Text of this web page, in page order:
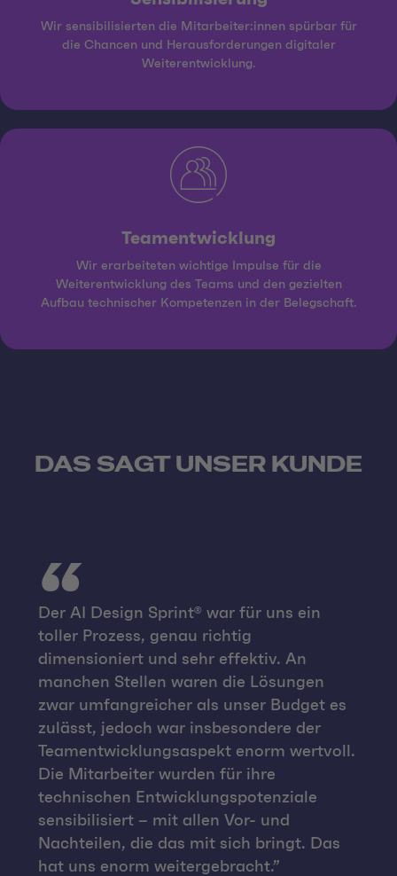
Wir sensibilisierten die Mitarbeiter:innen spürbar für
die Chancen und Herausforderungen digitaler
Weiterentwicklung.
Teamentwicklung
Wir erarbeiteten wichtige Impulse für die
Weiterentwicklung des Teams und den gezielten
Aufbau technischer Kompetenzen in der Belegschaft.
DAS SAGT UNSER KUNDE
Der AI Design Sprint® war für uns ein
toller Prozess, genau richtig
dimensioniert und sehr effektiv. An
manchen Stellen waren die Lösungen
zwar umfangreicher als unser Budget es
zulässt, jedoch war insbesondere der
Teamentwicklungsaspekt enorm wertvoll.
Die Mitarbeiter wurden für ihre
technischen Entwicklungspotenziale
sensibilisiert – mit allen Vor- und
Nachteilen, die das mit sich bringt. Das
hat uns enorm weitergebracht.